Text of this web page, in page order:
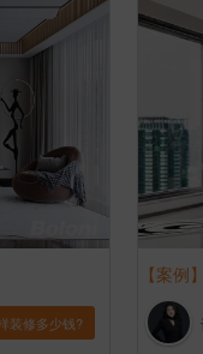
装修多少钱?
【案例